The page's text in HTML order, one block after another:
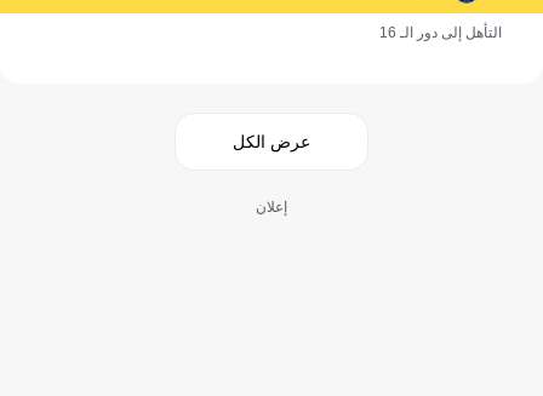
التأهل إلى دور الـ 16
عرض الكل
إعلان